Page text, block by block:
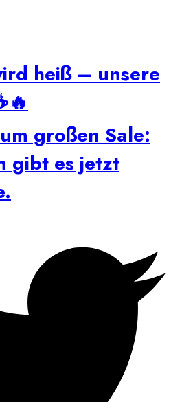
heiß – unsere
großen Sale:
gibt es jetzt